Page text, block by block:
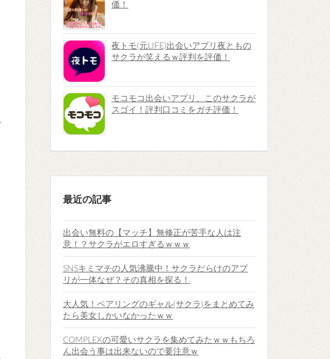
価！
夜トモ(元LIFE)出会いアプリ夜ともの
サクラが笑えるｗ評判を評価！
モコモコ出会いアプリ、このサクラが
スゴイ！評判口コミをガチ評価！
最近の記事
出会い無料の【マッチ】無修正が苦手な人は注
意！？サクラがエロすぎるｗｗｗ
SNSキミマチの人気沸騰中！サクラだらけのアプ
リが一体なぜ？その真相を探る！
大人気！ペアリングのギャル(サクラ)をまとめてみ
たら美女しかいなかったｗｗ
COMPLEXの可愛いサクラを集めてみたｗｗもちろ
ん出会う事は出来ないので要注意ｗ